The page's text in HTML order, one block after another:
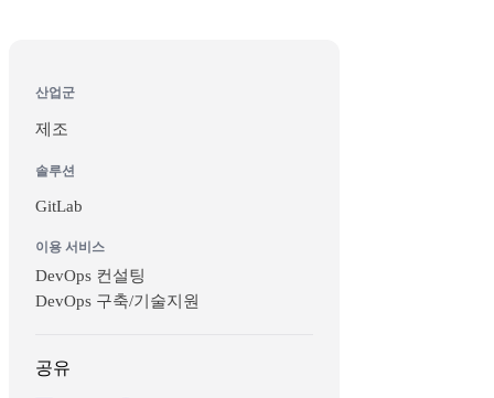
산업군
제조
솔루션
GitLab
이용 서비스
DevOps 컨설팅
DevOps 구축/기술지원
공유